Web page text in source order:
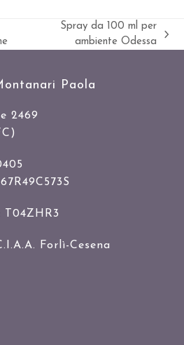
visualizza
Spray da 100 ml per
ambiente Odessa
Paola
2469
Forlì-Cesena